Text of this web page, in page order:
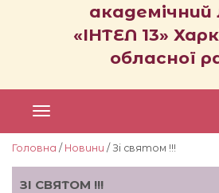
академічний
«ІНТЕЛ 13»
обласної
Головна / Новини / Зі святом !!!
ЗІ СВЯТОМ !!!